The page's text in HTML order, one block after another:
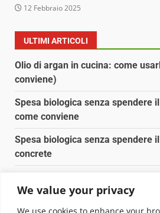
We value your privacy
We use cookies to enhance your
12 Febbraio 2025
ULTIMI ARTICOLI
Olio di argan in cucina: come
conviene)
Spesa biologica senza spendere
come conviene
Spesa biologica senza spendere
concrete
Pulizia naturale della casa: 3